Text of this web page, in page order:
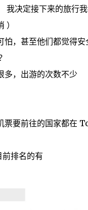
我决定接下来的旅行
）
怕，甚至他们都觉得安
多，出游的次数不少
票要前往的国家都在
排名的有